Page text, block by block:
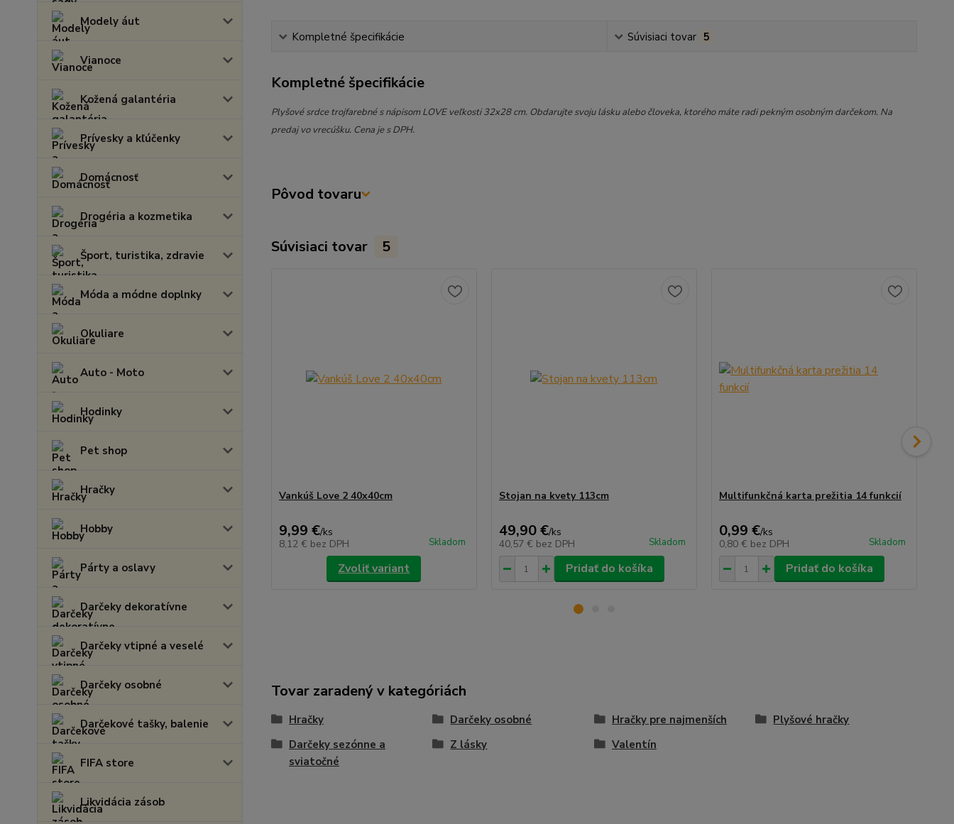
Modely áut
Vianoce
Kožená galantéria
Prívesky a kľúčenky
Domácnosť
Drogéria a kozmetika
Šport, turistika, zdravie
Móda a módne doplnky
Okuliare
Auto - Moto
Hodinky
Pet shop
Hračky
Hobby
Párty a oslavy
Darčeky dekoratívne
Darčeky vtipné a veselé
Darčeky osobné
Darčekové tašky, balenie
FIFA store
Likvidácia zásob
Kompletné špecifikácie Súvisiaci tovar 5
Kompletné špecifikácie
Plyšové srdce trojfarebné s nápisom LOVE veľkosti 32x28 cm. Obdarujte svoju lásku alebo človeka, ktorého máte radi pekným osobným darčekom. Na
predaj vo vrecúšku. Cena je s DPH.
Pôvod tovaru
Súvisiaci tovar 5
Vankúš Love 2 40x40cm
9,99 €/ks
8,12 € bez DPH Skladom
Zvoliť variant
Stojan na kvety 113cm
49,90 €/ks
40,57 € bez DPH Skladom
Pridať do košíka
Multifunkčná karta prežitia 14 funkcií
0,99 €/ks
0,80 € bez DPH Skladom
Pridať do košíka
Tovar zaradený v kategóriách
Hračky Darčeky osobné Hračky pre najmenších
Plyšové hračky
Darčeky sezónne a
sviatočné
Z lásky Valentín